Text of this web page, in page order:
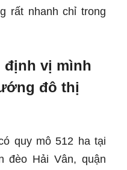
rất nhanh chỉ trong
định vị mình
đô thị
quy mô 512 ha tại
đèo Hải Vân, quận